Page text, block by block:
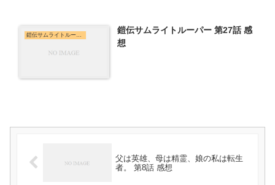
鎧伝サムライトルーパー
鎧伝サムライトルーパー 第27話 感
想
父は英雄、母は精霊、娘の私は転生
者。 第8話 感想